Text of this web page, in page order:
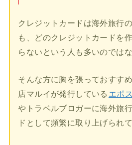
クレジットカードは海外旅行
も、どのクレジットカードを
らないという人も多いのでは
そんな方に胸を張っておすす
店マルイが発行している エポ
やトラベルブロガーに海外旅
ドとして頻繁に取り上げられて